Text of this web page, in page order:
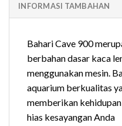
INFORMASI TAMBAHAN
Bahari Cave 900
berbahan dasar kaca
menggunakan mesin.
aquarium berkualitas
memberikan
hias kesayangan Anda